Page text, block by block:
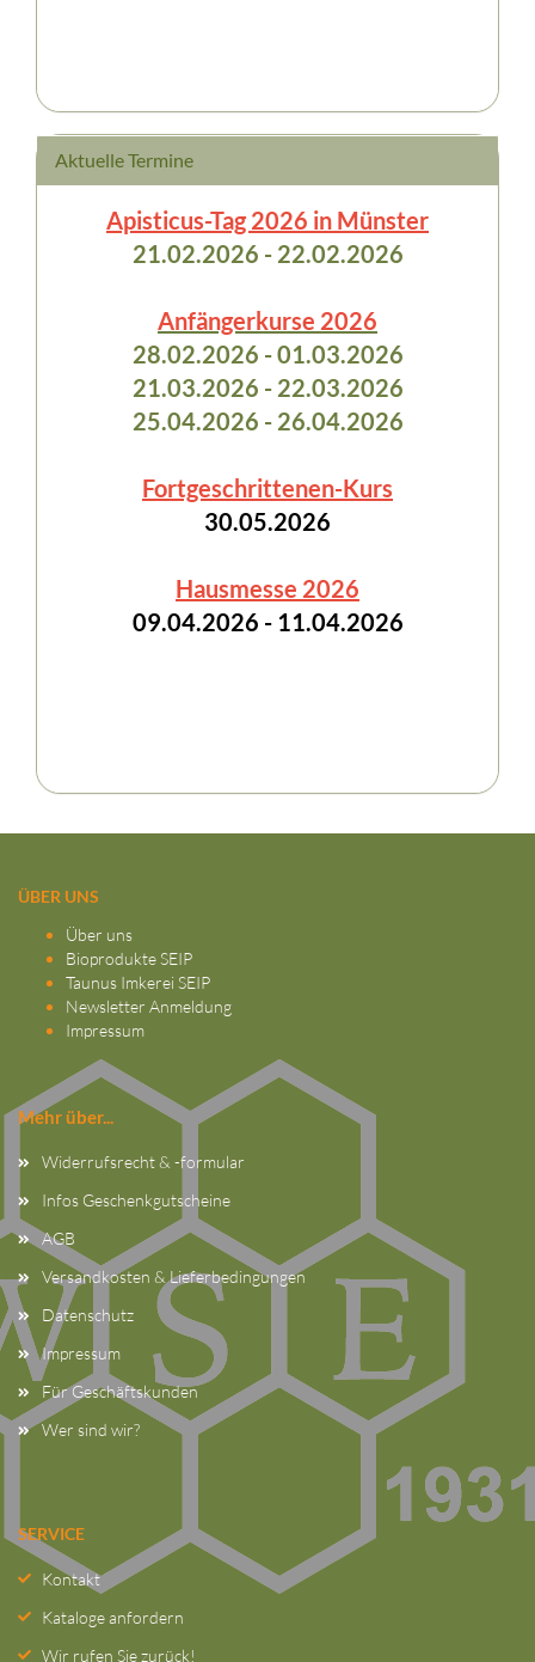
Aktuelle Termine
Apisticus-Tag 2026 in Münster
21.02.2026 - 22.02.2026
Anfängerkurse 2026
28.02.2026 - 01.03.2026
21.03.2026 - 22.03.2026
25.04.2026 - 26.04.2026
Fortgeschrittenen-Kurs
30.05.2026
Hausmesse 2026
09.04.2026 - 11.04.2026
ÜBER UNS
Über uns
Bioprodukte SEIP
Taunus Imkerei SEIP
Newsletter Anmeldung
Impressum
Mehr über...
Widerrufsrecht & -formular
Infos Geschenkgutscheine
AGB
Versandkosten & Lieferbedingungen
Datenschutz
Impressum
Für Geschäftskunden
Wer sind wir?
SERVICE
Kontakt
Kataloge anfordern
Wir rufen Sie zurück!